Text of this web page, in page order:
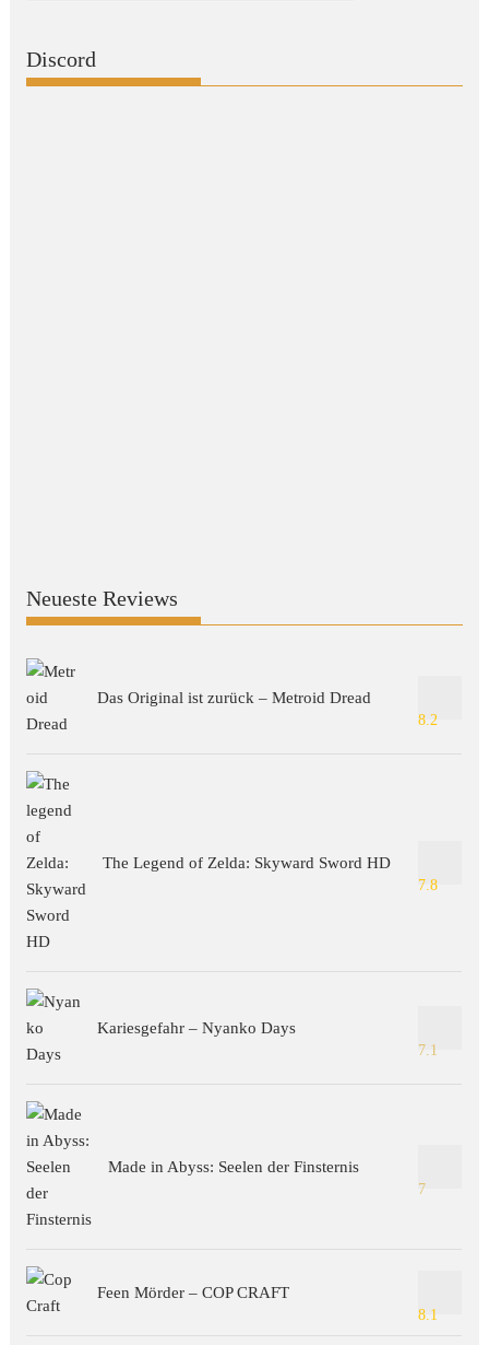
Discord
Neueste Reviews
Das Original ist zurück – Metroid Dread
8.2
The Legend of Zelda: Skyward Sword HD
7.8
Kariesgefahr – Nyanko Days
7.1
Made in Abyss: Seelen der Finsternis
7
Feen Mörder – COP CRAFT
8.1